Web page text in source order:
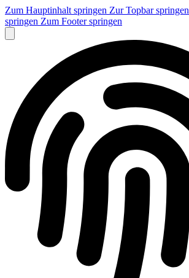
Zum Hauptinhalt springen Zur Topbar springen
springen Zum Footer springen